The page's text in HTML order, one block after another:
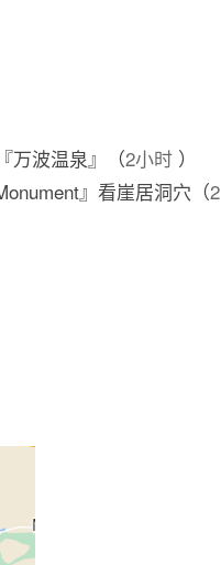
万波温泉』（2小时 ）
』看崖居洞穴（2